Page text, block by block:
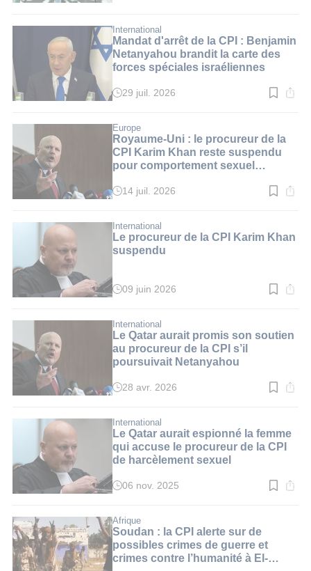
:
2
min.
International
Mandat d'arrêt de la CPI : Benjamin
Netanyahou brandit la carte des
forces spéciales israéliennes
Temps
:
2
min.
29 juil. 2026
Europe
Royaume-Uni : le procureur de la
CPI Karim Khan reste suspendu
pour comportement sexuel
Temps
:
2
min.
14 juil. 2026
International
Le procureur de la CPI Karim Khan
suspendu
Temps
:
3
min.
09 juin 2026
International
Le Qatar aurait promis son soutien
au procureur de la CPI s’il
poursuivait Netanyahou
Temps
:
3
min.
28 avr. 2026
International
Le Qatar aurait espionné la femme
qui accuse le procureur de la CPI
de harcèlement sexuel
Temps
:
3
min.
06 nov. 2025
Afrique
Soudan : la CPI alerte sur de
possibles crimes de guerre et
crimes contre l’humanité à El-